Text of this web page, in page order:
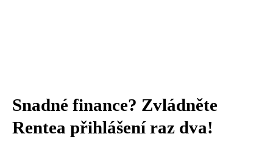
Snadné finance? Zvládněte
Rentea přihlášení raz dva!